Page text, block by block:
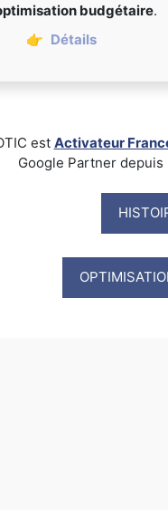
budgétaire.
👉 Détails
est Activateur
Google Partner